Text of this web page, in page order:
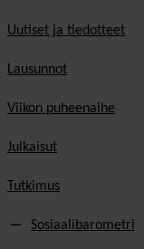
Uutiset ja tiedotteet
Lausunnot
Viikon puheenaihe
Julkaisut
Tutkimus
Sosiaalibarometri